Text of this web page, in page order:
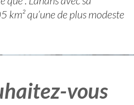
km² qu’une de plus modeste
vous